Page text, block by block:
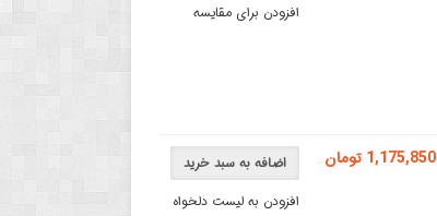
افزودن برای مقایسه
اضافه به سبد خرید
افزودن به لیست دلخواه
1,175,850 تومان